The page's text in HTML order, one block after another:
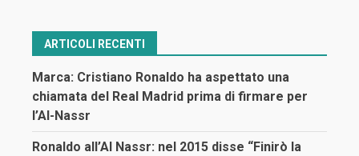
ARTICOLI RECENTI
Marca: Cristiano Ronaldo ha aspettato una
chiamata del Real Madrid prima di firmare per
l’Al-Nassr
Ronaldo all’Al Nassr: nel 2015 disse “Finirò la